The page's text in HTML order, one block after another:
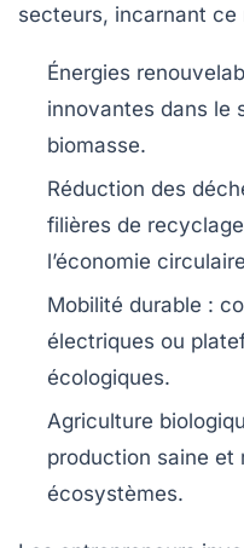
secteurs, incarnant
Énergies
innovantes dans le
biomasse.
Réduction des
filières de
l’économie
Mobilité durable :
électriques ou
écologiques.
Agriculture
production saine et
écosystèmes.